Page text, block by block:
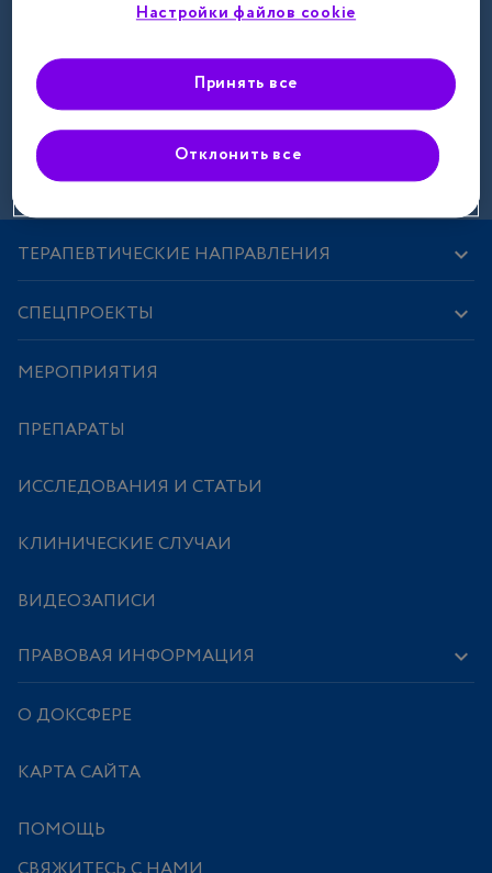
Зарегистрироваться
ТЕРАПЕВТИЧЕСКИЕ НАПРАВЛЕНИЯ
СПЕЦПРОЕКТЫ
МЕРОПРИЯТИЯ
ПРЕПАРАТЫ
ИССЛЕДОВАНИЯ И СТАТЬИ
КЛИНИЧЕСКИЕ СЛУЧАИ
ВИДЕОЗАПИСИ
ПРАВОВАЯ ИНФОРМАЦИЯ
О ДОКСФЕРЕ
КАРТА САЙТА
ПОМОЩЬ
Настройки файлов cookie
Отклонить все
Принять все